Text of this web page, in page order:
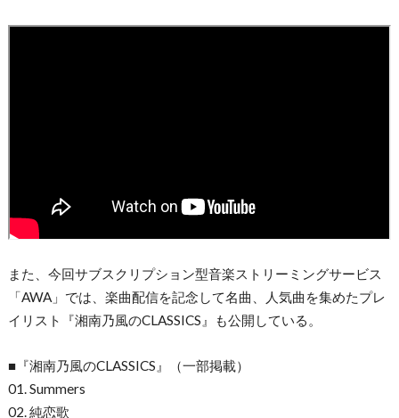
また、今回サブスクリプション型音楽ストリーミングサービス
「AWA」では、楽曲配信を記念して名曲、人気曲を集めたプレ
イリスト『湘南乃風のCLASSICS』も公開している。
■『湘南乃風のCLASSICS』（一部掲載）
01. Summers
02. 純恋歌